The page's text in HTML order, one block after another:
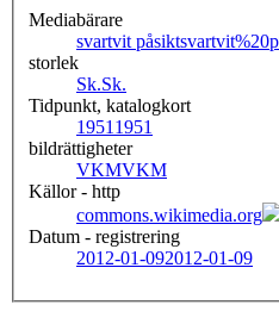
Mediabärare
svartvit påsikt
storlek
Sk.Sk.
Tidpunkt, katalogkort
1951 1951
bildrättigheter
VKMVKM
Källor - http
commons.wikimedia.org
Datum - registrering
2012-01-092012-01-09